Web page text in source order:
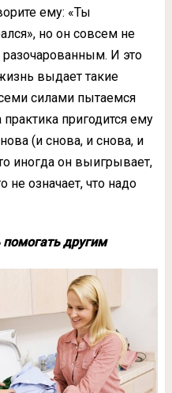
ему: «Ты
но он совсем не
разочарованным. И это
выдает такие
силами пытаемся
пригодится ему
(и снова, и снова, и
иногда он выигрывает,
не означает, что надо
другим